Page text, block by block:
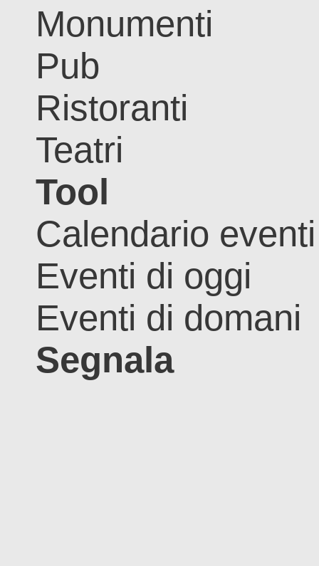
Monumenti
Pub
Ristoranti
Teatri
Tool
Calendario eventi
Eventi di oggi
Eventi di domani
Segnala